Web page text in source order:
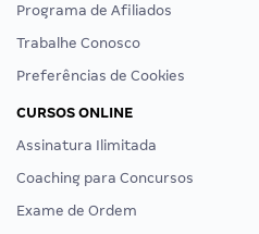
Programa de Afiliados
Trabalhe Conosco
Preferências de Cookies
CURSOS ONLINE
Assinatura Ilimitada
Coaching para Concursos
Exame de Ordem